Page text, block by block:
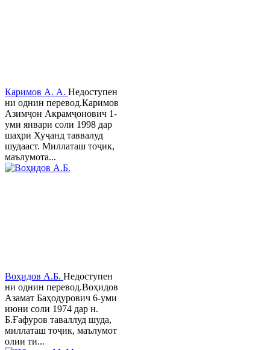
Каримов А. А. Недоступен
ни однин перевод.Каримов
Азимҷон Акрамҷонович 1-
уми январи соли 1998 дар
шаҳри Хуҷанд таввалуд
шудааст. Миллаташ тоҷик,
маълумота...
Воҳидов А.Б. Недоступен
ни однин перевод.Воҳидов
Азамат Баҳодурович 6-уми
июни соли 1974 дар н.
Б.Ғафуров таваллуд шуда,
миллаташ тоҷик, маълумот
олии ти...